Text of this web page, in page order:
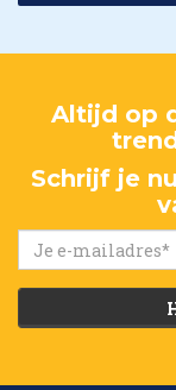
Altijd op
Schrijf je